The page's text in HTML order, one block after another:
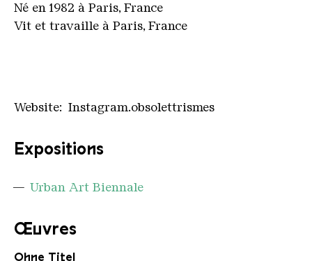
Né en 1982 à Paris, France
Vit et travaille à Paris, France
Website: Instagram.obsolettrismes
Expositions
Urban Art Biennale
Œuvres
Ohne Titel